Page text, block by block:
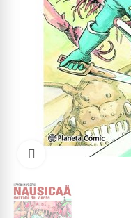
Click to enlarge